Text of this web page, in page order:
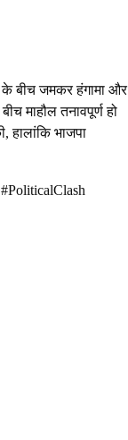
के बीच जमकर हंगामा और
माहौल तनावपूर्ण हो
हालांकि भाजपा